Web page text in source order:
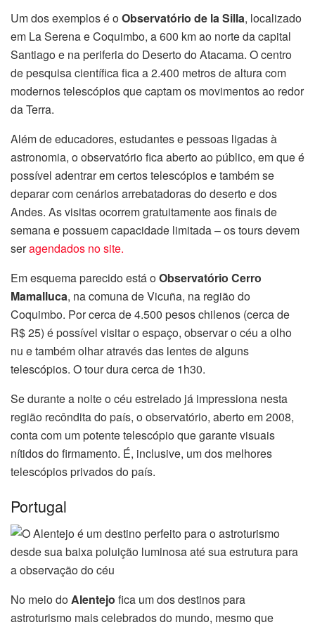
Um dos exemplos é oObservatório de la Silla, localizado
em La Serena e Coquimbo, a 600 km ao norte da capital
Santiago e na periferia do Deserto do Atacama. O centro
de pesquisa científica fica a 2.400 metros de altura com
modernos telescópios que captam os movimentos ao redor
da Terra.
Além de educadores, estudantes e pessoas ligadas à
astronomia, o observatório fica aberto ao público, em que é
possível adentrar em certos telescópios e também se
deparar com cenários arrebatadoras do deserto e dos
Andes. As visitas ocorrem gratuitamente aos finais de
semana e possuem capacidade limitada – os tours devem
seragendados no site.
Em esquema parecido está oObservatório Cerro
Mamalluca, na comuna de Vicuña, na região do
Coquimbo. Por cerca de 4.500 pesos chilenos (cerca de
R$ 25) é possível visitar o espaço, observar o céu a olho
nu e também olhar através das lentes de alguns
telescópios. O tour dura cerca de 1h30.
Se durante a noite o céu estrelado já impressiona nesta
região recôndita do país, o observatório, aberto em 2008,
conta com um potente telescópio que garante visuais
nítidos do firmamento. É, inclusive, um dos melhores
telescópios privados do país.
Portugal
No meio doAlentejo fica um dos destinos para
astroturismo mais celebrados do mundo, mesmo que